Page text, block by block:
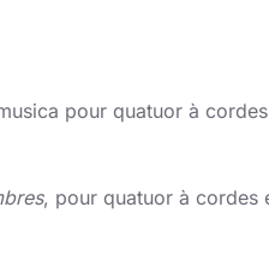
pour quatuor à cordes
, pour quatuor à cordes